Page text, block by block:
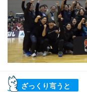
ざっくり言うと